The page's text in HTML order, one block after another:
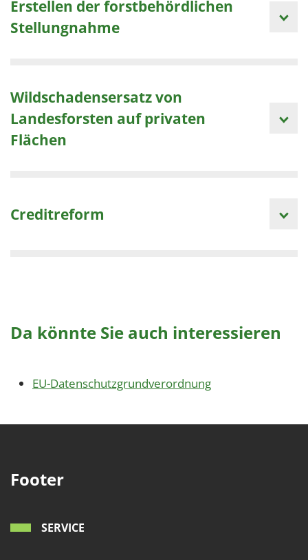
Erstellen der forstbehördlichen
Stellungnahme
Wildschadensersatz von
Landesforsten auf privaten
Flächen
Creditreform
Da könnte Sie auch interessieren
EU-Datenschutzgrundverordnung
Footer
SERVICE